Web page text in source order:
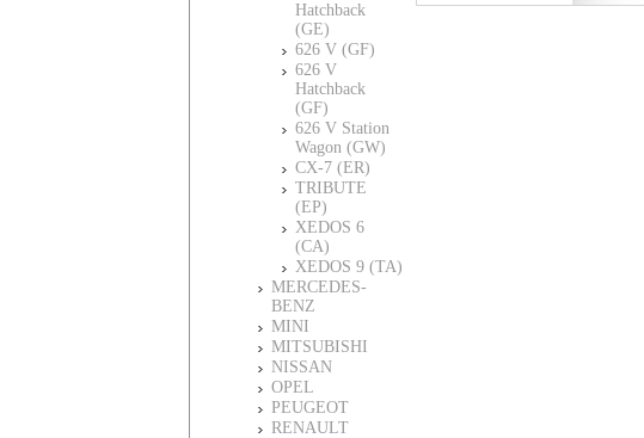
Hatchback
(GE)
626 V (GF)
626 V
Hatchback
(GF)
626 V Station
Wagon (GW)
CX-7 (ER)
TRIBUTE
(EP)
XEDOS 6
(CA)
XEDOS 9 (TA)
MERCEDES-
BENZ
MINI
MITSUBISHI
NISSAN
OPEL
PEUGEOT
RENAULT